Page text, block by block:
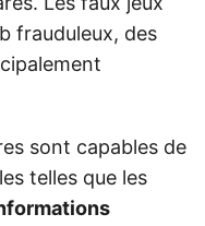
frauduleux, des
sont capables de
telles que les